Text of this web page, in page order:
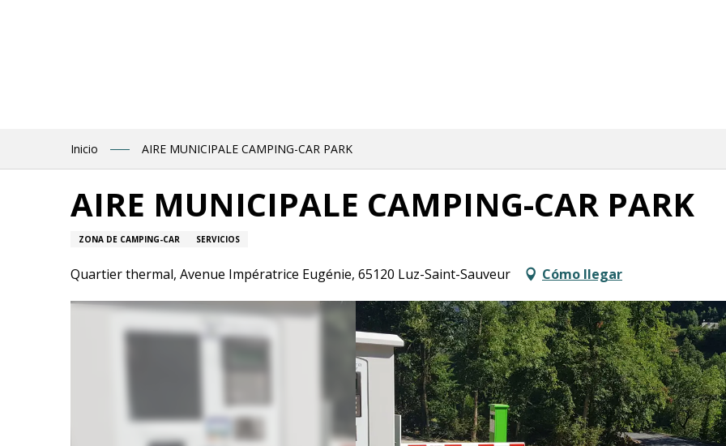
Inicio AIRE MUNICIPALE CAMPING-CAR PARK
AIRE MUNICIPALE CAMPING-CAR PARK
ZONA DE CAMPING-CAR SERVICIOS
Quartier thermal, Avenue Impératrice Eugénie, 65120 Luz-Saint-Sauveur Cómo llegar